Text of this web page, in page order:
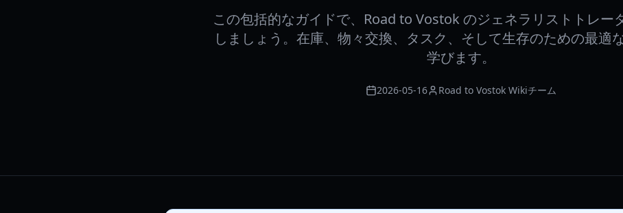
この包括的なガイドで、Road to Vostok のジェネラリストトレー
しましょう。在庫、物々交換、タスク、そして生存のための最適
学びます。
2026-05-16 Road to Vostok Wikiチーム